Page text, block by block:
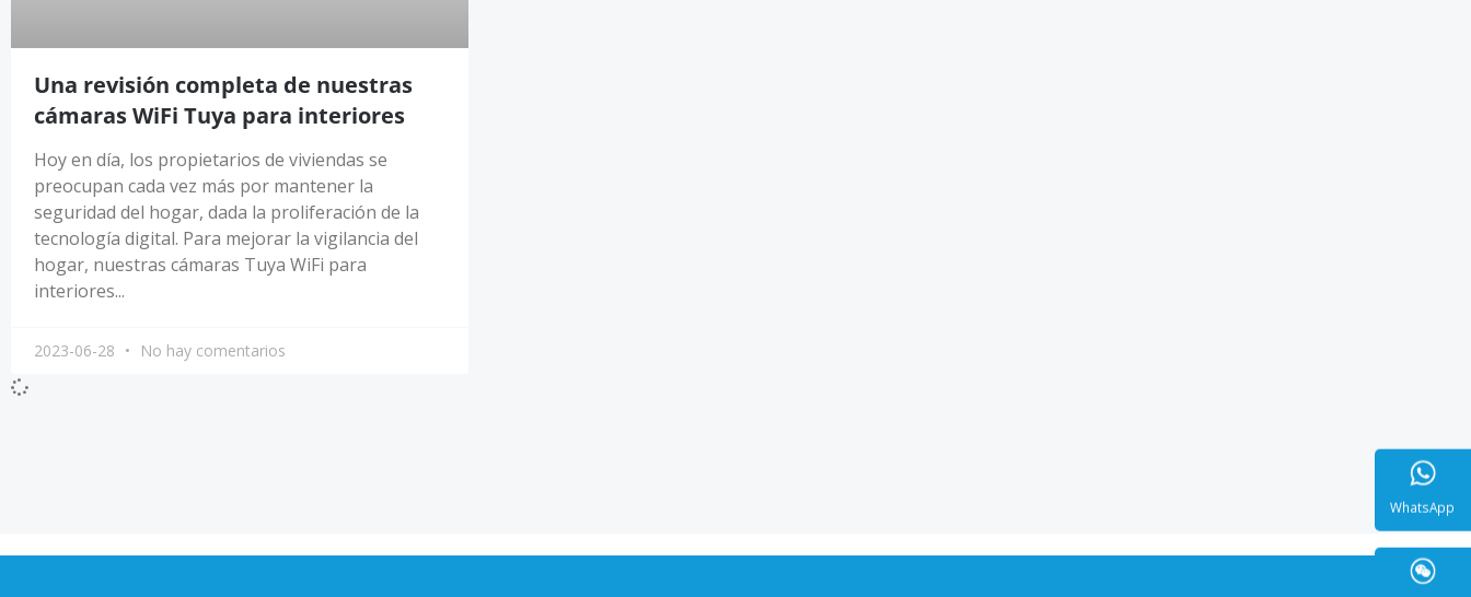
Una revisión completa de nuestras
cámaras WiFi Tuya para interiores
Hoy en día, los propietarios de viviendas se
preocupan cada vez más por mantener la
seguridad del hogar, dada la proliferación de la
tecnología digital. Para mejorar la vigilancia del
hogar, nuestras cámaras Tuya WiFi para
interiores...
2023-06-28 No hay comentarios